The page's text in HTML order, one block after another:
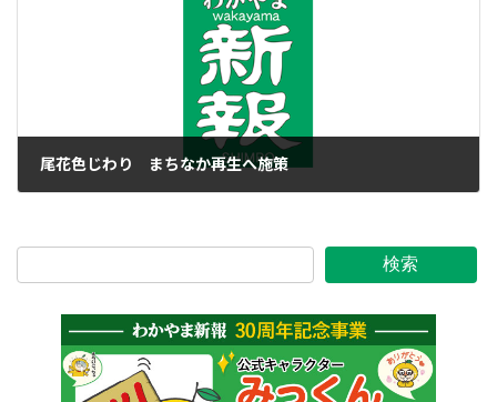
尾花色じわり まちなか再生へ施策
検索